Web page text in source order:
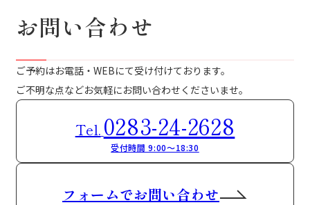
お問い合わせ
ご予約はお電話・WEBにて受け付けております。
ご不明な点などお気軽にお問い合わせくださいませ。
Tel. 0283-24-2628
受付時間 9:00～18:30
フォームでお問い合わせ